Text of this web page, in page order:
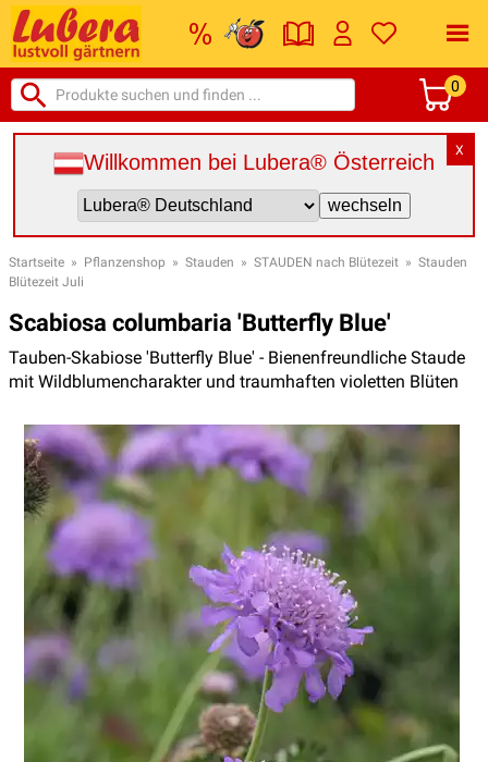
0
X
Willkommen bei Lubera® Österreich
Startseite » Pflanzenshop » Stauden » STAUDEN nach Blütezeit » Stauden
Blütezeit Juli
Scabiosa columbaria 'Butterfly Blue'
Tauben-Skabiose 'Butterfly Blue' - Bienenfreundliche Staude
mit Wildblumencharakter und traumhaften violetten Blüten